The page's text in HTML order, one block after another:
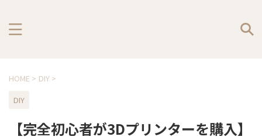
HOME > DIY >
DIY
【完全初心者が3Dプリンターを購入】